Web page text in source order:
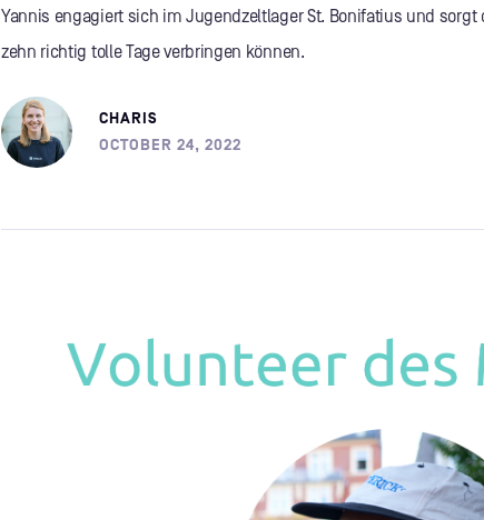
Yannis engagiert sich im Jugendzeltlager St. Bonifatius und
zehn richtig tolle Tage verbringen können.
CHARIS
OCTOBER 24, 2022